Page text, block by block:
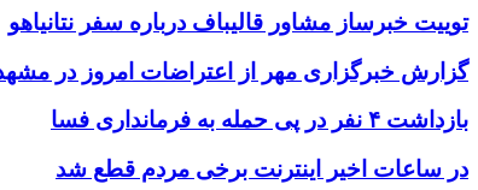
توییت خبرساز مشاور قالیباف درباره سفر نتانیاهو
گزارش خبرگزاری مهر از اعتراضات امروز در
بازداشت ۴ نفر در پی حمله به فرمانداری فسا
در ساعات اخیر اینترنت برخی مردم قطع شد